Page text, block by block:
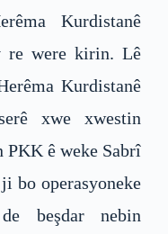
Kurdistanê
re were kirin. Lê
Kurdistanê
xwe xwestin
PKK ê weke Sabrî
bo operasyoneke
beşdar nebin